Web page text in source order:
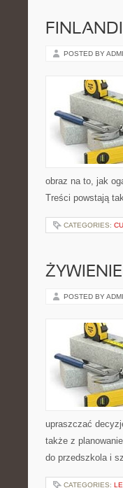
POSTED BY
obraz na to, jak
Treści powstają
CATEGORIES:
POSTED BY
upraszczać
także z
do przedszkola i
CATEGORIES: